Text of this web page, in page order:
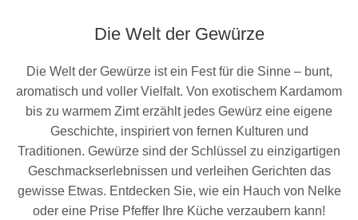
Die Welt der Gewürze
Die Welt der Gewürze ist ein Fest für die Sinne – bunt,
aromatisch und voller Vielfalt. Von exotischem Kardamom
bis zu warmem Zimt erzählt jedes Gewürz eine eigene
Geschichte, inspiriert von fernen Kulturen und
Traditionen. Gewürze sind der Schlüssel zu einzigartigen
Geschmackserlebnissen und verleihen Gerichten das
gewisse Etwas. Entdecken Sie, wie ein Hauch von Nelke
oder eine Prise Pfeffer Ihre Küche verzaubern kann!